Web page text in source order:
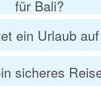
für Bali?
ein Urlaub
sicheres